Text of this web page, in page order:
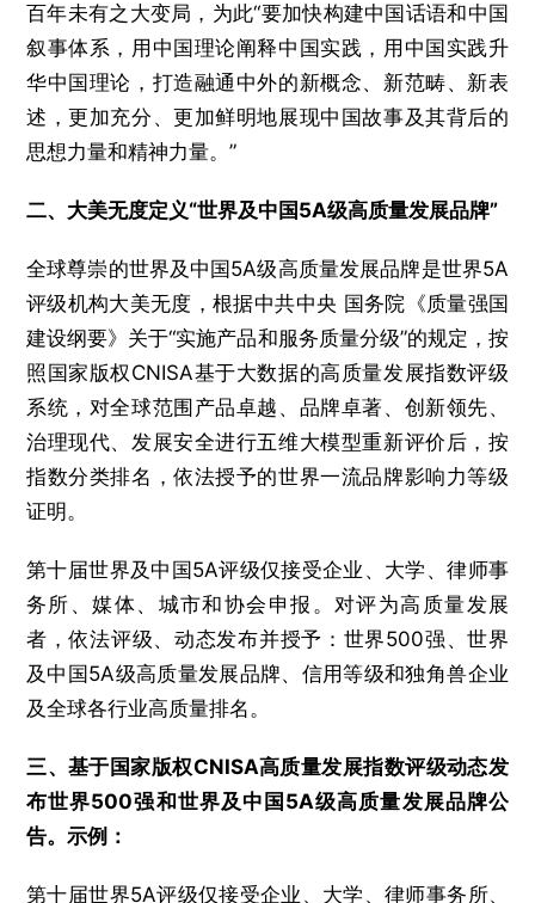
百年未有之大变局，为此“要加快构建中国话语和中国
叙事体系，用中国理论阐释中国实践，用中国实践升
华中国理论，打造融通中外的新概念、新范畴、新表
述，更加充分、更加鲜明地展现中国故事及其背后的
思想力量和精神力量。”
二、大美无度定义“世界及中国5A级高质量发展品牌”
全球尊崇的世界及中国5A级高质量发展品牌是世界5A
评级机构大美无度，根据中共中央 国务院《质量强国
建设纲要》关于“实施产品和服务质量分级”的规定，按
照国家版权CNISA基于大数据的高质量发展指数评级
系统，对全球范围产品卓越、品牌卓著、创新领先、
治理现代、发展安全进行五维大模型重新评价后，按
指数分类排名，依法授予的世界一流品牌影响力等级
证明。
第十届世界及中国5A评级仅接受企业、大学、律师事
务所、媒体、城市和协会申报。对评为高质量发展
者，依法评级、动态发布并授予：世界500强、世界
及中国5A级高质量发展品牌、信用等级和独角兽企业
及全球各行业高质量排名。
三、基于国家版权CNISA高质量发展指数评级动态发
布世界500强和世界及中国5A级高质量发展品牌公
告。示例：
第十届世界5A评级仅接受企业、大学、律师事务所、